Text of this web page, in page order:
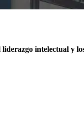
intelectual y